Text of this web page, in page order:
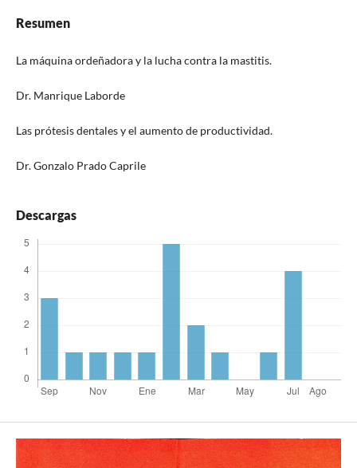
Resumen
La máquina ordeñadora y la lucha contra la mastitis.
Dr. Manrique Laborde
Las prótesis dentales y el aumento de productividad.
Dr. Gonzalo Prado Caprile
Descargas